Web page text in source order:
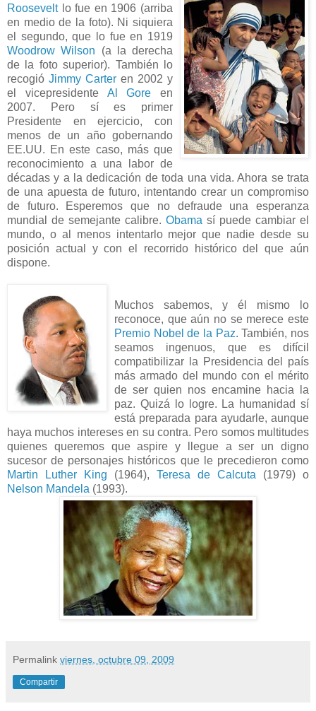
Rooseveltlo fue en 1906 (arriba
en medio de la foto). Ni siquiera
el segundo, que lo fue en 1919
Woodrow Wilson (a la derecha
de la foto superior). También lo
recogió Jimmy Carter en 2002 y
el vicepresidente Al Gore en
2007. Pero sí es primer
Presidente en ejercicio, con
menos de un año gobernando
EE.UU. En este caso, más que
reconocimiento a una labor de
décadas y a la dedicación de toda una vida. Ahora se trata
de una apuesta de futuro, intentando crear un compromiso
de futuro. Esperemos que no defraude una esperanza
mundial de semejante calibre. Obama sí puede cambiar el
mundo, o al menos intentarlo mejor que nadie desde su
posición actual y con el recorrido histórico del que aún
dispone.
Muchos sabemos, y él mismo lo
reconoce, que aún no se merece este
Premio Nobel de la Paz. También, nos
seamos ingenuos, que es difícil
compatibilizar la Presidencia del país
más armado del mundo con el mérito
de ser quien nos encamine hacia la
paz. Quizá lo logre. La humanidad sí
está preparada para ayudarle, aunque
haya muchos intereses en su contra. Pero somos multitudes
quienes queremos que aspire y llegue a ser un digno
sucesor de personajes históricos que le precedieron como
Martin Luther King (1964), Teresa de Calcuta (1979) o
Nelson Mandela (1993).
Permalink viernes, octubre 09, 2009
Compartir